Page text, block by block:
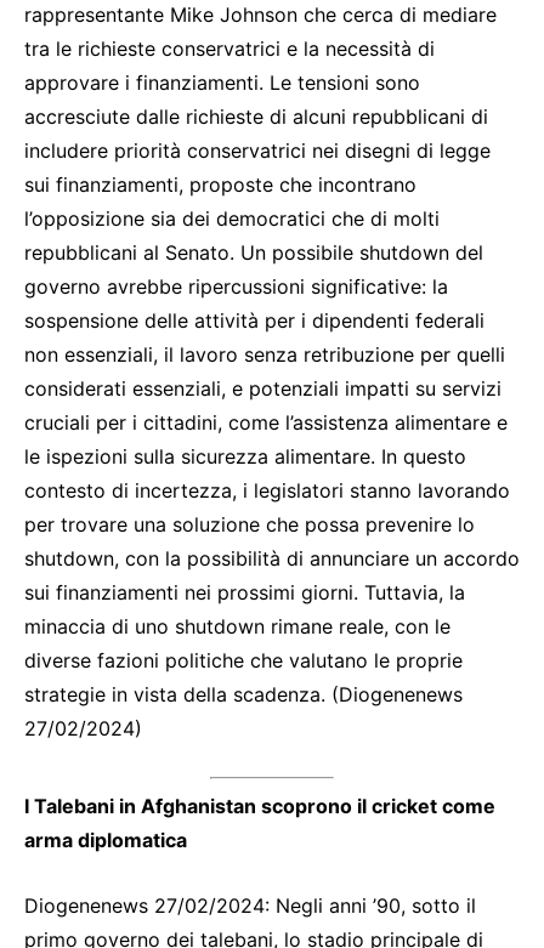
rappresentante Mike Johnson che cerca di mediare
tra le richieste conservatrici e la necessità di
approvare i finanziamenti. Le tensioni sono
accresciute dalle richieste di alcuni repubblicani di
includere priorità conservatrici nei disegni di legge
sui finanziamenti, proposte che incontrano
l’opposizione sia dei democratici che di molti
repubblicani al Senato. Un possibile shutdown del
governo avrebbe ripercussioni significative: la
sospensione delle attività per i dipendenti federali
non essenziali, il lavoro senza retribuzione per quelli
considerati essenziali, e potenziali impatti su servizi
cruciali per i cittadini, come l’assistenza alimentare e
le ispezioni sulla sicurezza alimentare. In questo
contesto di incertezza, i legislatori stanno lavorando
per trovare una soluzione che possa prevenire lo
shutdown, con la possibilità di annunciare un accordo
sui finanziamenti nei prossimi giorni. Tuttavia, la
minaccia di uno shutdown rimane reale, con le
diverse fazioni politiche che valutano le proprie
strategie in vista della scadenza. (Diogenenews
27/02/2024)
I Talebani in Afghanistan scoprono il cricket come
arma diplomatica
Diogenenews 27/02/2024: Negli anni ’90, sotto il
primo governo dei talebani, lo stadio principale di